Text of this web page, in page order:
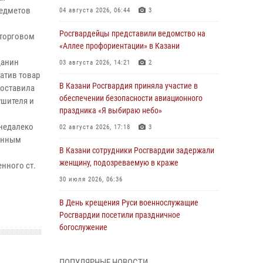
товар
и
ст.
04 августа 2026, 06:44 3
Росгвардейцы представили ведомство на
«Аллее профориентации» в Казани
03 августа 2026, 14:21 2
В Казани Росгвардия приняла участие в
обеспечении безопасности авиационного
праздника «Я выбираю небо»
02 августа 2026, 17:18 3
В Казани сотрудники Росгвардии задержали
женщину, подозреваемую в краже
30 июля 2026, 06:36
В День крещения Руси военнослужащие
Росгвардии посетили праздничное
богослужение